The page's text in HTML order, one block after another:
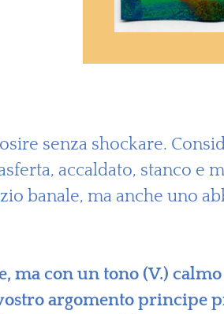
senza shockare.
accaldato, stanco e
banale, ma anche uno
con un tono (V.) calmo
argomento principe